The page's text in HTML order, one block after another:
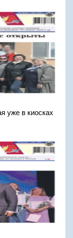
уже в киосках